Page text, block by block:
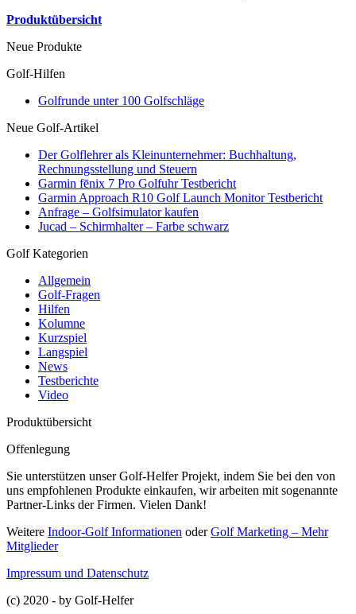
Produktübersicht
Neue Produkte
Golf-Hilfen
Golfrunde unter 100 Golfschläge
Neue Golf-Artikel
Der Golflehrer als Kleinunternehmer: Buchhaltung,
Rechnungsstellung und Steuern
Garmin fēnix 7 Pro Golfuhr Testbericht
Garmin Approach R10 Golf Launch Monitor Testbericht
Anfrage – Golfsimulator kaufen
Jucad – Schirmhalter – Farbe schwarz
Golf Kategorien
Allgemein
Golf-Fragen
Hilfen
Kolumne
Kurzspiel
Langspiel
News
Testberichte
Video
Produktübersicht
Offenlegung
Sie unterstützen unser Golf-Helfer Projekt, indem Sie bei den von
uns empfohlenen Produkte einkaufen, wir arbeiten mit sogenannte
Partner-Links der Firmen. Vielen Dank!
Weitere Indoor-Golf Informationen oderGolf Marketing – Mehr
Mitglieder
Impressum und Datenschutz
(c) 2020 - by Golf-Helfer